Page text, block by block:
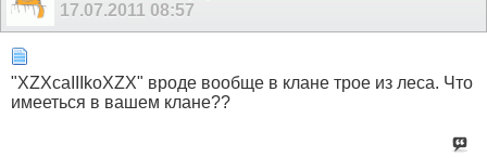
17.07.2011 08:57
"XZXcaIIIkoXZX" вроде вообще в клане трое из леса. Что
имееться в вашем клане??